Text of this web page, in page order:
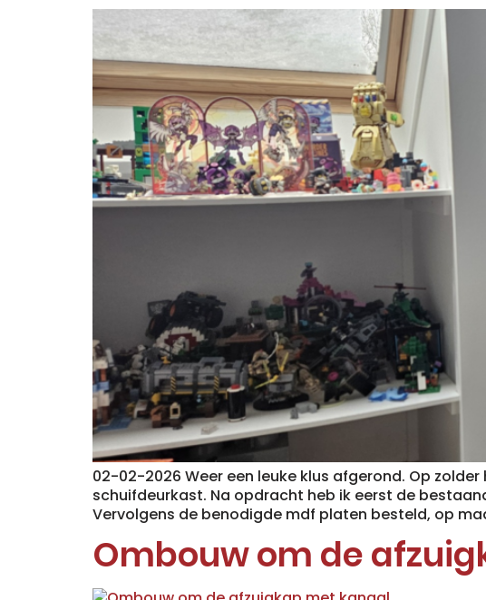
02-02-2026 Weer een leuke klus afgerond. Op
schuifdeurkast. Na opdracht heb ik eerst de
Vervolgens de benodigde mdf platen besteld, op
Ombouw om de